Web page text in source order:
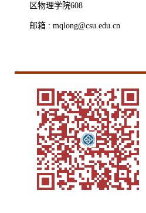
区物理学院608
邮箱 : mqlong@csu.edu.cn